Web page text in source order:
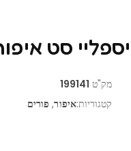
סט איפור 6 צבעים – 24
מק"ט 199141
קטגוריות:איפור, פורים